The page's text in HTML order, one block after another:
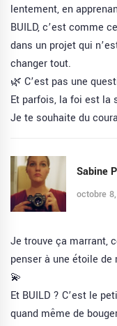
lentement, en
BUILD, c’est comme
dans un projet qui
changer tout.
🌿 C’est pas une
Et parfois, la foi est la
Je te souhaite du
Sabine
octobre
Je trouve ça marrant,
penser à une étoile
💫
Et BUILD ? C’est le
quand même de